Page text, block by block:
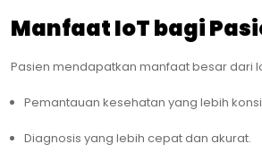
Manfaat IoT bagi
Pasien mendapatkan manfaat besar dari
Pemantauan kesehatan yang lebih
Diagnosis yang lebih cepat dan akurat.